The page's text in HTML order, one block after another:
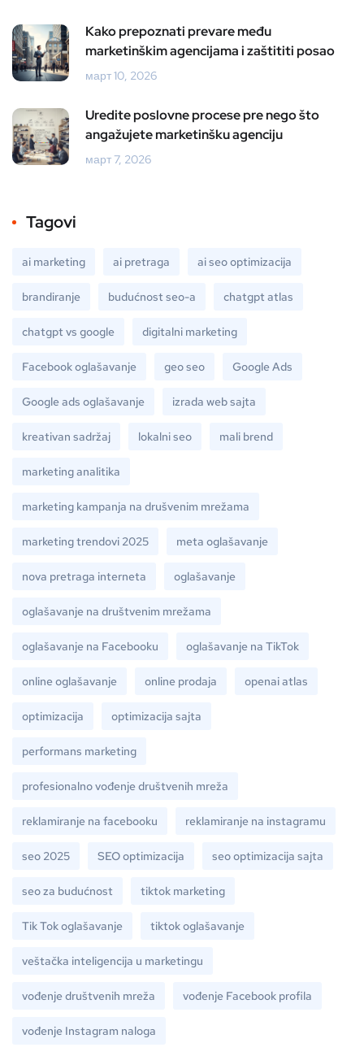
Kako prepoznati prevare među
marketinškim agencijama i zaštititi posao
март 10, 2026
Uredite poslovne procese pre nego što
angažujete marketinšku agenciju
март 7, 2026
Tagovi
ai marketing ai pretraga ai seo optimizacija
brandiranje budućnost seo-a chatgpt atlas
chatgpt vs google digitalni marketing
Facebook oglašavanje geo seo Google Ads
Google ads oglašavanje izrada web sajta
kreativan sadržaj lokalni seo mali brend
marketing analitika
marketing kampanja na drušvenim mrežama
marketing trendovi 2025 meta oglašavanje
nova pretraga interneta oglašavanje
oglašavanje na društvenim mrežama
oglašavanje na Facebooku oglašavanje na TikTok
online oglašavanje online prodaja openai atlas
optimizacija optimizacija sajta
performans marketing
profesionalno vođenje društvenih mreža
reklamiranje na facebooku reklamiranje na instagramu
seo 2025 SEO optimizacija seo optimizacija sajta
seo za budućnost tiktok marketing
Tik Tok oglašavanje tiktok oglašavanje
veštačka inteligencija u marketingu
vođenje društvenih mreža vođenje Facebook profila
vođenje Instagram naloga